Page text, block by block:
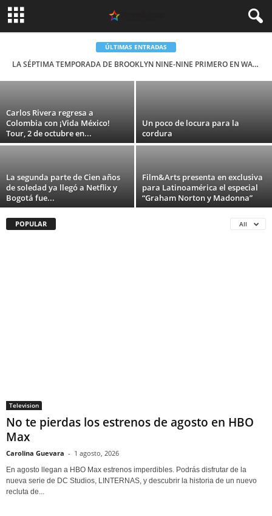
ÚLTIMAS ENTRADAS
LA SÉPTIMA TEMPORADA DE BROOKLYN NINE-NINE PRIMERO EN WARNER CHANNEL
Amistosos internacionales: DSPORTS
transmitirá partidos de la pretemporada de
Carolina Guevara - 5 agosto, 2026
Carlos Rivera regresa a
Colombia con ¡Vida México!
Tour, 2 de octubre en...
Un poco de locura para la
cordura
La segunda parte de Cien años
de soledad ya llegó a Netflix y
Bogotá fue...
Film&Arts presenta en exclusiva
para Latinoamérica el especial
“Graham Norton y Madonna”
POPULAR All
Television
No te pierdas los estrenos de agosto en HBO
Max
Carolina Guevara - 1 agosto, 2026
En agosto llegan a HBO Max estrenos imperdibles. Podrás disfrutar de la
nueva serie de DC Studios, LINTERNAS, y descubrir la historia de un nuevo
recluta de...